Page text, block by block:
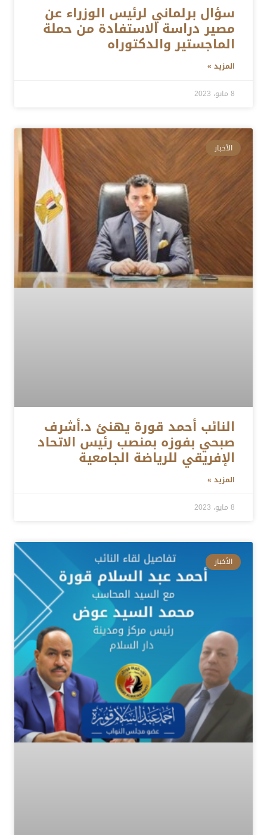
سؤال برلماني لرئيس الوزراء عن
مصير دراسة الاستفادة من حملة
الماجستير والدكتوراه
المزيد »
8 مايو، 2023
الأخبار
النائب أحمد قورة يهنئ د.أشرف
صبحي بفوزه بمنصب رئيس الاتحاد
الإفريقي للرياضة الجامعية
المزيد »
8 مايو، 2023
الأخبار